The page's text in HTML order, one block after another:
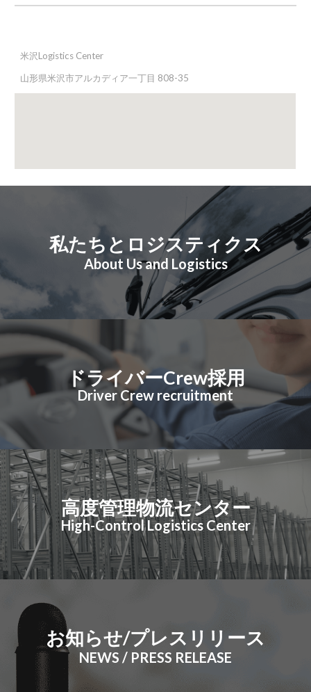
米沢Logistics Center
山形県米沢市アルカディア一丁目 808-35
私たちとロジスティクス
About Us and Logistics
ドライバーCrew採用
Driver Crew recruitment
高度管理物流センター
High-Control Logistics Center
お知らせ/プレスリリース
NEWS / PRESS RELEASE